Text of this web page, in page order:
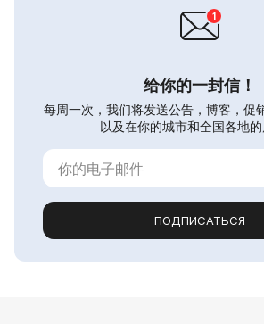
给你的一封信！
每周一次，我们将发送公告，博客，促
以及在你的城市和全国各地的
ПОДПИСАТЬСЯ